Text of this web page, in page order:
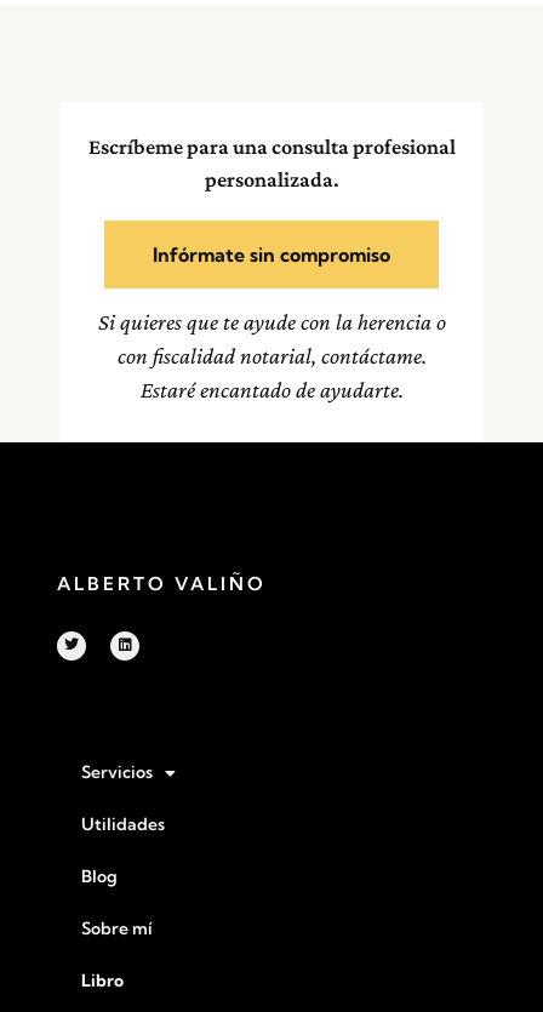
Escríbeme para una consulta profesional
personalizada.
Infórmate sin compromiso
Si quieres que te ayude con la herencia o
con fiscalidad notarial, contáctame.
Estaré encantado de ayudarte.
ALBERTO VALIÑO
Servicios
Utilidades
Blog
Sobre mí
Libro